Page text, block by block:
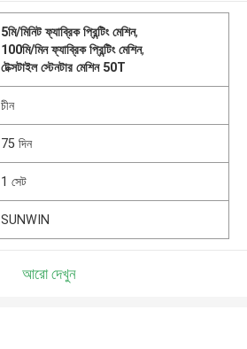
5মি/মিনিট ফ্যাব্রিক প্রিন্টিং মেশিন,
100মি/মিন ফ্যাব্রিক প্রিন্টিং মেশিন,
টেক্সটাইল স্টেনটার মেশিন 50T
চীন
75 দিন
1 সেট
SUNWIN
আরো দেখুন